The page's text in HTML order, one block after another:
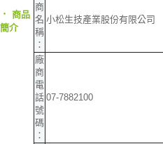
‧ 商品
簡介
商
名
稱
：
小松生技產業股份有限公司
廠
商
電
話
號
碼
：
07-7882100